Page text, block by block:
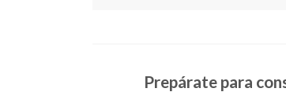
Prepárate para